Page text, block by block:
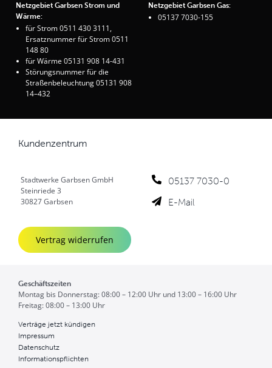
Netzgebiet Garbsen Strom und
Wärme:
für Strom 0511 430 3111,
Ersatznummer für Strom 0511
148 80
für Wärme 05131 908 14-431
Störungsnummer für die
Straßenbeleuchtung 05131 908
14–432
Netzgebiet Garbsen Gas:
05137 7030-155
Kundenzentrum
Stadtwerke Garbsen GmbH
Steinriede 3
30827 Garbsen
05137 7030-0
E-Mail
Vertrag widerrufen
Geschäftszeiten
Montag bis Donnerstag: 08:00 – 12:00 Uhr und 13:00 – 16:00 Uhr
Freitag: 08:00 – 13:00 Uhr
Verträge jetzt kündigen
Impressum
Datenschutz
Informationspflichten